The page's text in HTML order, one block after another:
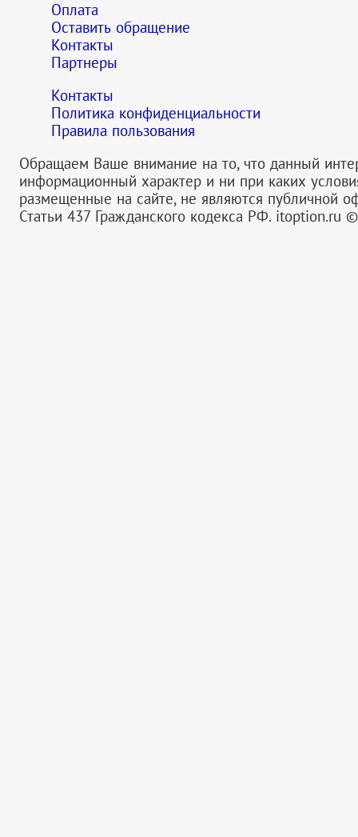
Оплата
Оставить обращение
Контакты
Партнеры
Контакты
Политика конфиденциальности
Правила пользования
Обращаем Ваше внимание на то, что данный
информационный характер и ни при каких
размещенные на сайте, не являются публичной
Статьи 437 Гражданского кодекса РФ. itoption.ru